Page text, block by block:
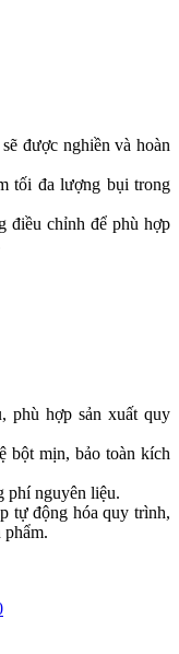
được nghiền và hoàn
tối đa lượng bụi trong
điều chỉnh để phù hợp
phù hợp sản xuất quy
bột mịn, bảo toàn kích
phí nguyên liệu.
tự động hóa quy trình,
phẩm.